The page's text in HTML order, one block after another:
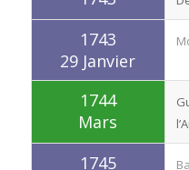
1743
29 Janvier
1744
Mars
1745